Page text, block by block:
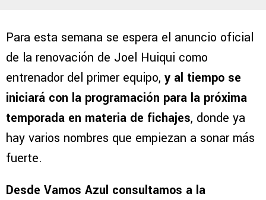
Para esta semana se espera el anuncio oficial
de la renovación de Joel Huiqui como
entrenador del primer equipo, y al tiempo se
iniciará con la programación para la próxima
temporada en materia de fichajes, donde ya
hay varios nombres que empiezan a sonar más
fuerte.
Desde Vamos Azul consultamos a la